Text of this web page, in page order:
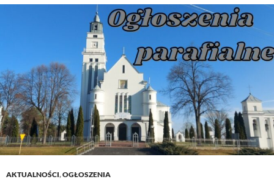
AKTUALNOŚCI,OGŁOSZENIA